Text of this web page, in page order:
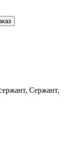
Сержант,